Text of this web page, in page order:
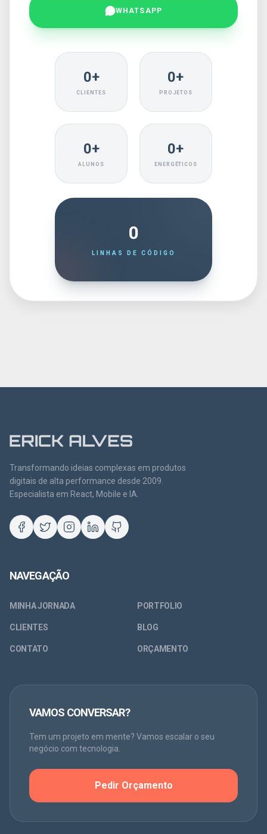
WHATSAPP
0+
CLIENTES
0+
PROJETOS
0+
ALUNOS
0+
ENERGÉTICOS
0
LINHAS DE CÓDIGO
Transformando ideias complexas em produtos
digitais de alta performance desde 2009.
Especialista em React, Mobile e IA.
NAVEGAÇÃO
MINHA JORNADA PORTFOLIO
CLIENTES BLOG
CONTATO ORÇAMENTO
VAMOS CONVERSAR?
Tem um projeto em mente? Vamos escalar o seu
negócio com tecnologia.
Pedir Orçamento